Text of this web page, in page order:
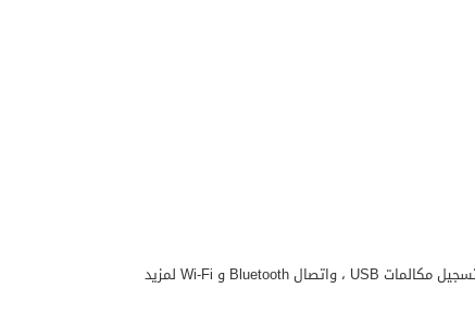
بالإضافة إلى T46S و T48S ، تم تجهيز T41S و T42S الجديد بمنفذ USB مدمج ، مما يعني أن سلسلة T4S بأكملها تدعم وظائف موسعة مثل تسجيل مكالمات USB ، واتصال Bluetooth و Wi-Fi لمزيد